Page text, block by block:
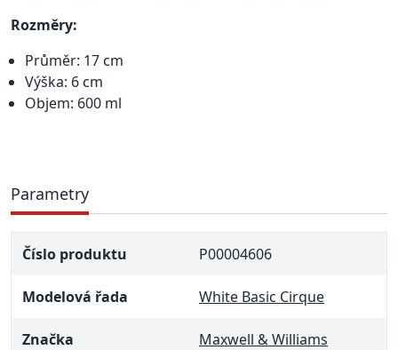
Rozměry:
Průměr: 17 cm
Výška: 6 cm
Objem: 600 ml
Parametry
Číslo produktu P00004606
Modelová řada White Basic Cirque
Značka Maxwell & Williams